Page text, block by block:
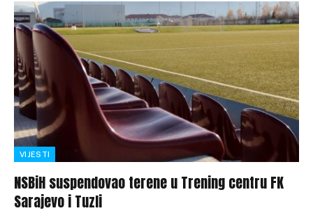
VIJESTI
NSBiH suspendovao terene u Trening centru FK
Sarajevo i Tuzli